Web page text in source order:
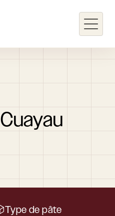
Cuayau
Type de pâte